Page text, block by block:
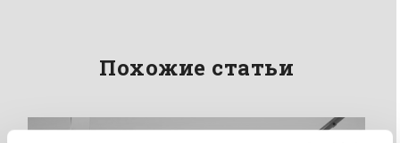
Похожие статьи